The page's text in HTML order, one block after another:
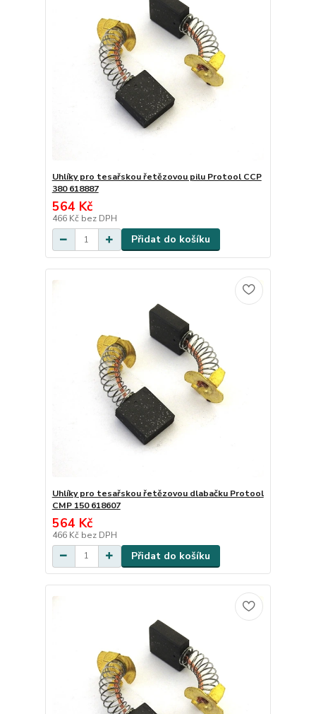
Uhlíky pro tesařskou řetězovou pilu Protool CCP
380 618887
564 Kč
466 Kč bez DPH
Přidat do košíku
Uhlíky pro tesařskou řetězovou dlabačku Protool
CMP 150 618607
564 Kč
466 Kč bez DPH
Přidat do košíku